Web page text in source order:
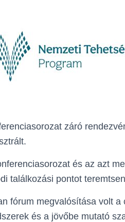
záró
és az azt
találkozási pontot
fórum megvalósítása volt
és a jövőbe mutató